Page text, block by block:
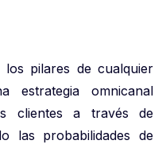
pilares de cualquier
estrategia omnicanal
clientes a través de
las probabilidades de